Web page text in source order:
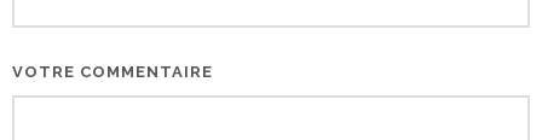
VOTRE COMMENTAIRE